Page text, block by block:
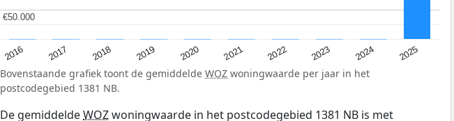
2016 2017 2018 2019 2020 2021 2022 2023 2024 2025
€50.000
€50.000
Bovenstaande grafiek toont de gemiddelde WOZ woningwaarde per jaar in het
postcodegebied 1381 NB.
De gemiddeldeWOZwoningwaarde in het postcodegebied 1381 NB is met